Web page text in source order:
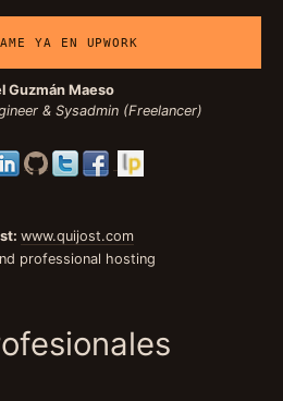
YA EN UPWORK
Guzmán Maeso
& Sysadmin (Freelancer)
www.quijost.com
professional hosting